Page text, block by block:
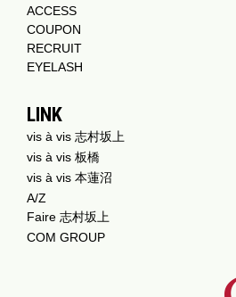
ACCESS
COUPON
RECRUIT
EYELASH
LINK
vis à vis 志村坂上
vis à vis 板橋
vis à vis 本蓮沼
A/Z
Faire 志村坂上
COM GROUP